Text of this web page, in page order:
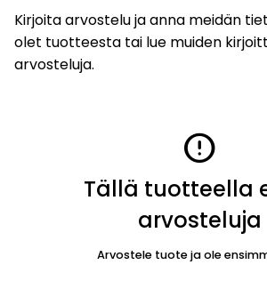
Kirjoita arvostelu ja anna meidän
olet tuotteesta tai lue muiden
arvosteluja.
error
Tällä tuotteella
arvosteluja
Arvostele tuote ja ole